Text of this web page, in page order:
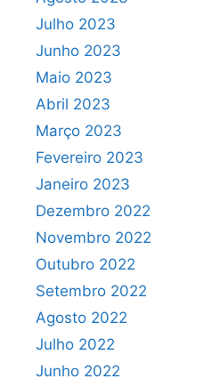
Julho 2023
Junho 2023
Maio 2023
Abril 2023
Março 2023
Fevereiro 2023
Janeiro 2023
Dezembro 2022
Novembro 2022
Outubro 2022
Setembro 2022
Agosto 2022
Julho 2022
Junho 2022